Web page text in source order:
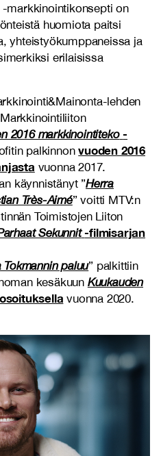
-markkinointikonsepti on
huomiota paitsi
yhteistyökumppaneissa ja
erilaisissa
lehden
2016 markkinointiteko -
palkinnonvuoden 2016
vuonna 2017.
käynnistänyt ”Herra
Très-Aimé” voitti MTV:n
Toimistojen Liiton
Sekunnit -filmisarjan
Tokmannin paluu” palkittiin
kesäkuun Kuukauden
vuonna 2020.